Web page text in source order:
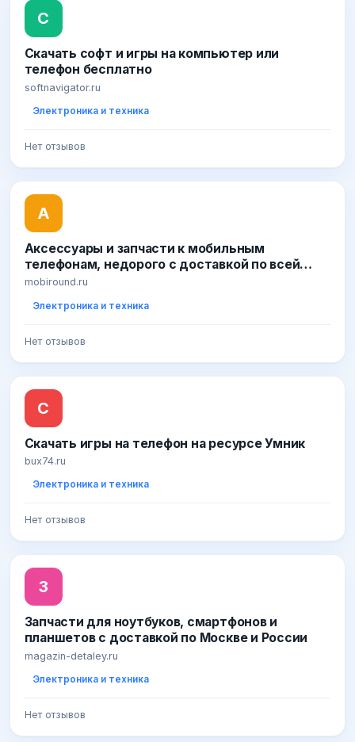
С
Скачать софт и игры на компьютер или
телефон бесплатно
softnavigator.ru
Электроника и техника
Нет отзывов
А
Аксессуары и запчасти к мобильным
телефонам, недорого с доставкой по всей
России
mobiround.ru
Электроника и техника
Нет отзывов
С
Скачать игры на телефон на ресурсе Умник
bux74.ru
Электроника и техника
Нет отзывов
З
Запчасти для ноутбуков, смартфонов и
планшетов с доставкой по Москве и России
magazin-detaley.ru
Электроника и техника
Нет отзывов